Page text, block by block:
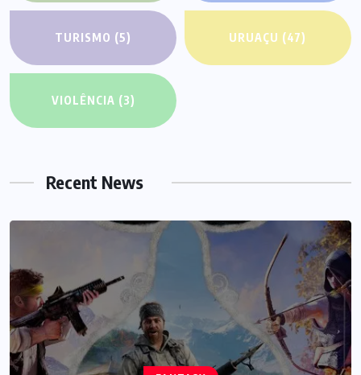
TURISMO (5) URUAÇU (47)
VIOLÊNCIA (3)
Recent News